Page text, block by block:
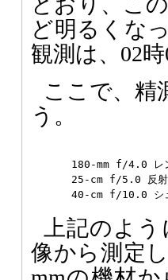
ど明るくな
観測は、02
ここで、精
う。
180-mm f/4.0 レ
25-cm f/5.0 反射
40-cm f/10.0 シ
上記のよう
像から測定